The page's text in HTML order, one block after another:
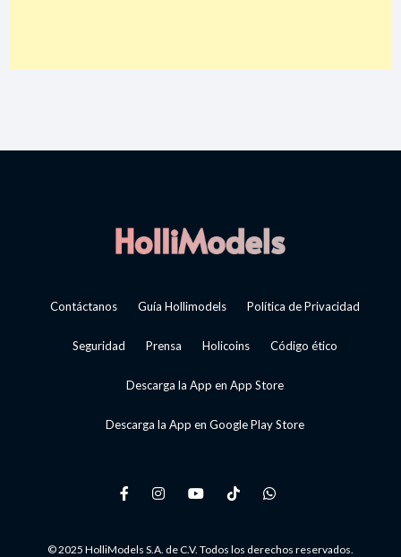
Contáctanos Guía Hollimodels Política de Privacidad
Seguridad Prensa Holicoins Código ético
Descarga la App en App Store
Descarga la App en Google Play Store
© 2025 HolliModels S.A. de C.V. Todos los derechos reservados.